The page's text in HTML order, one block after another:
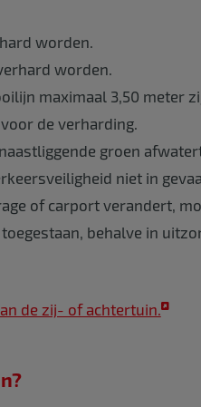
worden.
worden.
maximaal 3,50 meter
de verharding.
groen
niet in
of carport verandert,
behalve in
de zij- of achtertuin.